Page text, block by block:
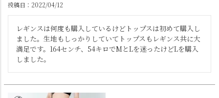
投稿日 2022/04/12
レギンスは何度も購入しているけどトップスは初めて購入し
ました。生地もしっかりしていてトップスもレギンス共に大
満足です。164センチ、54キロでMとLを迷ったけどLを購入
しました。